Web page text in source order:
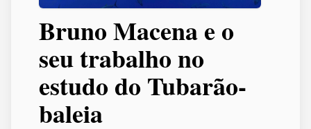
Bruno Macena e o
seu trabalho no
estudo do Tubarão-
baleia